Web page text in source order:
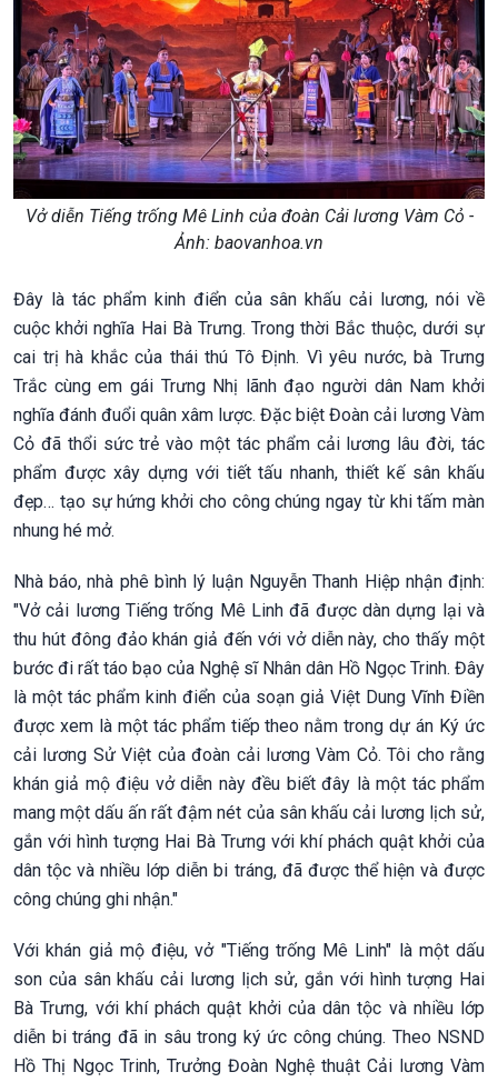
Vở diễn Tiếng trống Mê Linh của đoàn Cải lương Vàm Cỏ -
Ảnh: baovanhoa.vn
Đây là tác phẩm kinh điển của sân khấu cải lương, nói về
cuộc khởi nghĩa Hai Bà Trưng. Trong thời Bắc thuộc, dưới sự
cai trị hà khắc của thái thú Tô Ðịnh. Vì yêu nước, bà Trưng
Trắc cùng em gái Trưng Nhị lãnh đạo người dân Nam khởi
nghĩa đánh đuổi quân xâm lược. Đặc biệt Đoàn cải lương Vàm
Cỏ đã thổi sức trẻ vào một tác phẩm cải lương lâu đời, tác
phẩm được xây dựng với tiết tấu nhanh, thiết kế sân khấu
đẹp… tạo sự hứng khởi cho công chúng ngay từ khi tấm màn
nhung hé mở.
Nhà báo, nhà phê bình lý luận Nguyễn Thanh Hiệp nhận định:
"Vở cải lương Tiếng trống Mê Linh đã được dàn dựng lại và
thu hút đông đảo khán giả đến với vở diễn này, cho thấy một
bước đi rất táo bạo của Nghệ sĩ Nhân dân Hồ Ngọc Trinh. Đây
là một tác phẩm kinh điển của soạn giả Việt Dung Vĩnh Điền
được xem là một tác phẩm tiếp theo nằm trong dự án Ký ức
cải lương Sử Việt của đoàn cải lương Vàm Cỏ. Tôi cho rằng
khán giả mộ điệu vở diễn này đều biết đây là một tác phẩm
mang một dấu ấn rất đậm nét của sân khấu cải lương lịch sử,
gắn với hình tượng Hai Bà Trưng với khí phách quật khởi của
dân tộc và nhiều lớp diễn bi tráng, đã được thể hiện và được
công chúng ghi nhận."
Với khán giả mộ điệu, vở "Tiếng trống Mê Linh" là một dấu
son của sân khấu cải lương lịch sử, gắn với hình tượng Hai
Bà Trưng, với khí phách quật khởi của dân tộc và nhiều lớp
diễn bi tráng đã in sâu trong ký ức công chúng. Theo NSND
Hồ Thị Ngọc Trinh, Trưởng Đoàn Nghệ thuật Cải lương Vàm